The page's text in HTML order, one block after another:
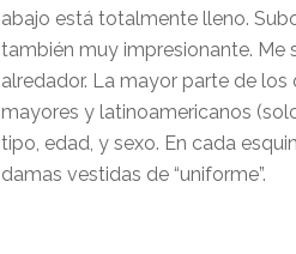
abajo está totalmente lleno.
también muy impresionante. Me
alredador. La mayor parte de
mayores y latinoamericanos
tipo, edad, y sexo. En cada
damas vestidas de “uniforme”.